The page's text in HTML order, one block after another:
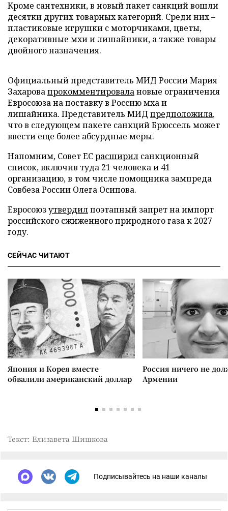
Кроме сантехники, в новый пакет санкций вошли
десятки других товарных категорий. Среди них –
пластиковые игрушки с моторчиками, цветы,
декоративные мхи и лишайники, а также товары
двойного назначения.
Официальный представитель МИД России Мария
Захаровапрокомментировалановые ограничения
Евросоюза на поставку в Россию мха и
лишайника. Представитель МИД предположила,
что в следующем пакете санкций Брюссель может
ввести еще более абсурдные меры.
Напомним, Совет ЕСрасширил санкционный
список, включив туда 21 человека и 41
организацию, в том числе помощника зампреда
Совбеза России Олега Осипова.
Евросоюзутвердилпоэтапный запрет на импорт
российского сжиженного природного газа к 2027
году.
СЕЙЧАС ЧИТАЮТ
Япония и Корея вместе
обвалили американский доллар
Россия ничего не
Армении
Текст: Елизавета Шишкова
Подписывайтесь на наши каналы